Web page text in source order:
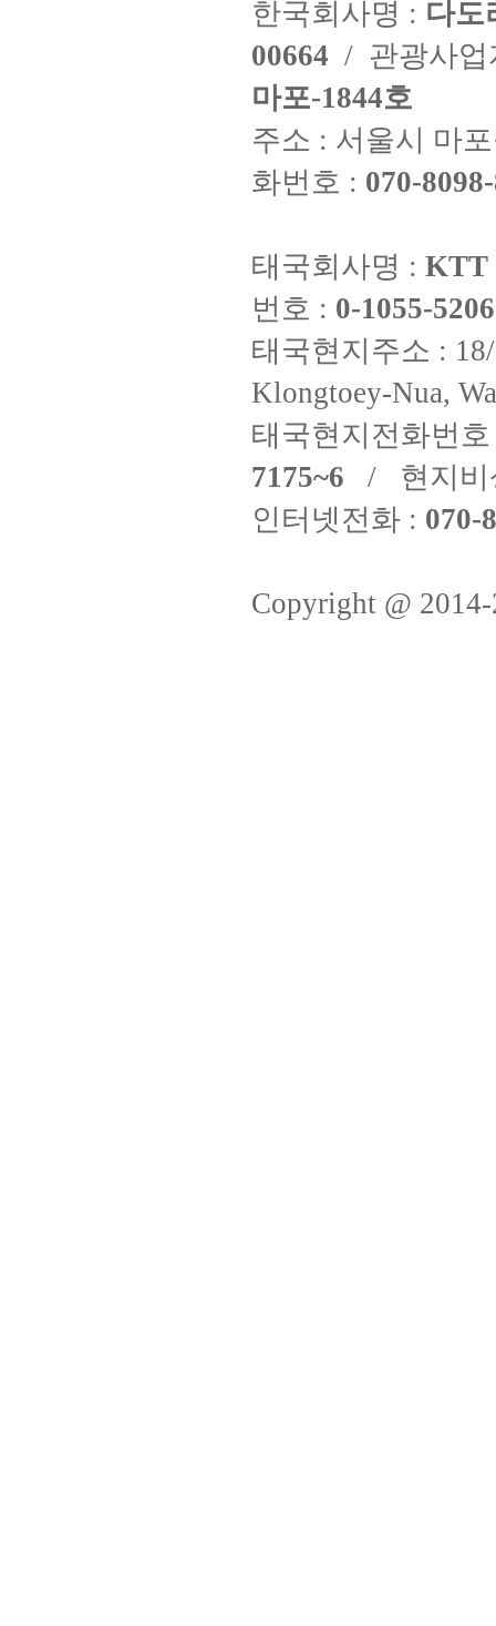
한국회사명 : 다도
00664 / 관광사
마포-1844호
주소 : 서울시 마
화번호 : 070-
태국회사명 : KTT
번호 : 0-1055-
태국현지주소 :
Klongtoey-Nua,
태국현지전화번
7175~6 / 현지비
인터넷전화 : 070-
Copyright @